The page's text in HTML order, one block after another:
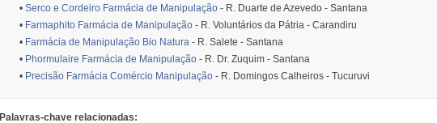
• Serco e Cordeiro Farmácia de Manipulação - R. Duarte de Azevedo - Santana
• Farmaphito Farmácia de Manipulação - R. Voluntários da Pátria - Carandiru
• Farmácia de Manipulação Bio Natura - R. Salete - Santana
• Phormulaire Farmácia de Manipulação - R. Dr. Zuquim - Santana
• Precisão Farmácia Comércio Manipulação - R. Domingos Calheiros - Tucuruvi
Palavras-chave relacionadas: